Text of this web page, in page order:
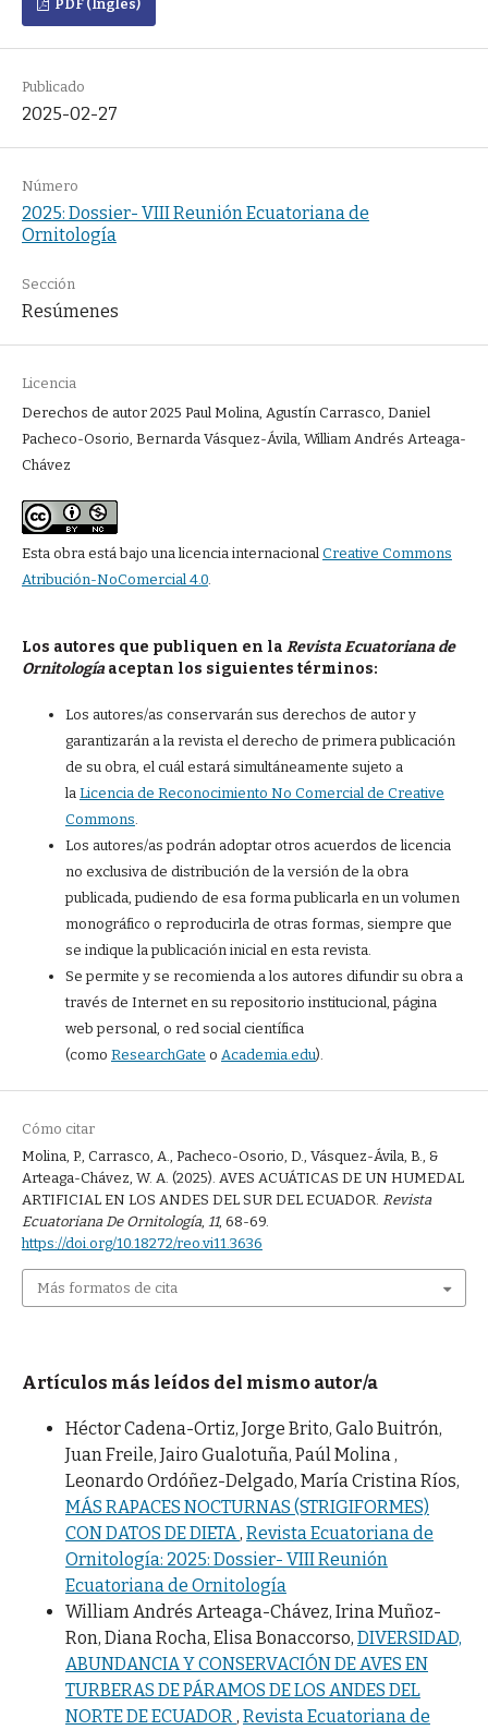
PDF (Inglés)
Publicado
2025-02-27
Número
2025: Dossier- VIII Reunión Ecuatoriana de
Ornitología
Sección
Resúmenes
Licencia
Derechos de autor 2025 Paul Molina, Agustín Carrasco, Daniel
Pacheco-Osorio, Bernarda Vásquez-Ávila, William Andrés Arteaga-
Chávez
Esta obra está bajo una licencia internacional Creative Commons
Atribución-NoComercial 4.0.
Los autores que publiquen en la Revista Ecuatoriana de
Ornitologíaaceptan los siguientes términos:
Los autores/as conservarán sus derechos de autor y
garantizarán a la revista el derecho de primera publicación
de su obra, el cuál estará simultáneamente sujeto a
la Licencia de Reconocimiento No Comercial de Creative
Commons.
Los autores/as podrán adoptar otros acuerdos de licencia
no exclusiva de distribución de la versión de la obra
publicada, pudiendo de esa forma publicarla en un volumen
monográfico o reproducirla de otras formas, siempre que
se indique la publicación inicial en esta revista.
Se permite y se recomienda a los autores difundir su obra a
través de Internet en su repositorio institucional, página
web personal, o red social científica
(como ResearchGate o Academia.edu).
Cómo citar
Molina, P., Carrasco, A., Pacheco-Osorio, D., Vásquez-Ávila, B., &
Arteaga-Chávez, W. A. (2025). AVES ACUÁTICAS DE UN HUMEDAL
ARTIFICIAL EN LOS ANDES DEL SUR DEL ECUADOR. Revista
Ecuatoriana De Ornitología, 11, 68-69.
https://doi.org/10.18272/reo.vi11.3636
Más formatos de cita
Artículos más leídos del mismo autor/a
Héctor Cadena-Ortiz, Jorge Brito, Galo Buitrón,
Juan Freile, Jairo Gualotuña, Paúl Molina ,
Leonardo Ordóñez-Delgado, María Cristina Ríos,
MÁS RAPACES NOCTURNAS (STRIGIFORMES)
CON DATOS DE DIETA, Revista Ecuatoriana de
Ornitología: 2025: Dossier- VIII Reunión
Ecuatoriana de Ornitología
William Andrés Arteaga-Chávez, Irina Muñoz-
Ron, Diana Rocha, Elisa Bonaccorso, DIVERSIDAD,
ABUNDANCIA Y CONSERVACIÓN DE AVES EN
TURBERAS DE PÁRAMOS DE LOS ANDES DEL
NORTE DE ECUADOR, Revista Ecuatoriana de